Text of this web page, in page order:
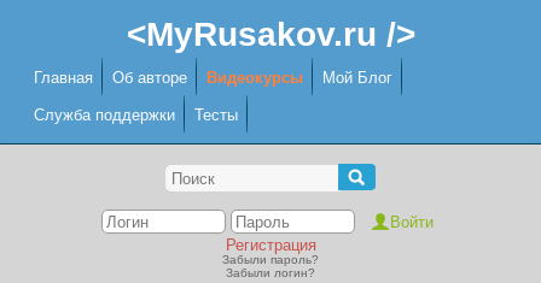
<MyRusakov.ru />
Главная Об авторе Видеокурсы Мой Блог
Служба поддержки Тесты
Регистрация
Забыли пароль?
Забыли логин?